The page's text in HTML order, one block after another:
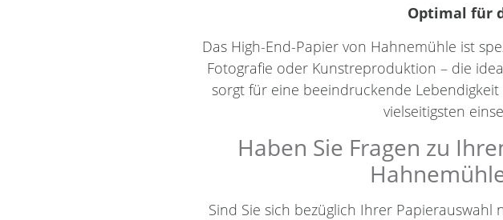
Optimal für
Das High-End-Papier von Hahnemühle ist
Fotografie oder Kunstreproduktion – die
sorgt für eine beeindruckende
vielseitigsten
Haben Sie Fragen zu
Sind Sie sich bezüglich Ihrer